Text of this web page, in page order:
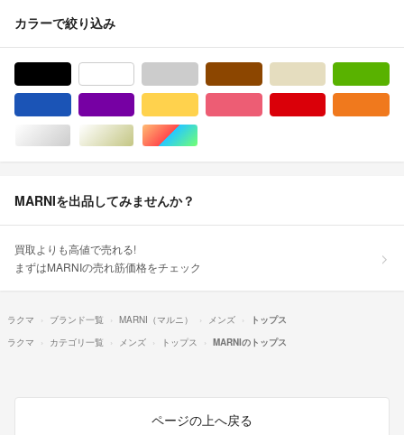
カラーで絞り込み
シルバー/銀色系ゴールド/金色系マルチカラー
MARNIを出品してみませんか？
買取よりも高値で売れる!
まずはMARNIの売れ筋価格をチェック
ラクマ ブランド一覧 MARNI（マルニ） メンズ
トップス
ラクマ
カテゴリ一覧 メンズ トップス MARNIのトップス
ページの上へ戻る